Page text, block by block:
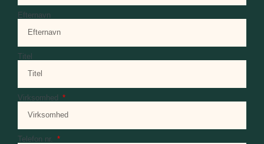
Efternavn
Titel
Virksomhed
Telefon nr.